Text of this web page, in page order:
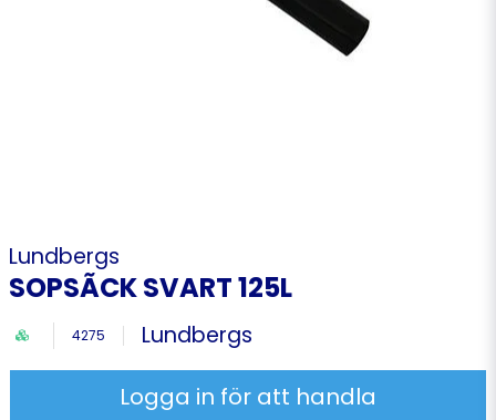
Lundbergs
SOPSÃCK SVART 125L
4275 Lundbergs
Logga in för att handla